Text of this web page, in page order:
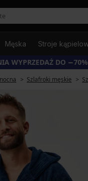
Męska Stroje
WYPRZEDAŻ DO −70%
Szlafroki męskie